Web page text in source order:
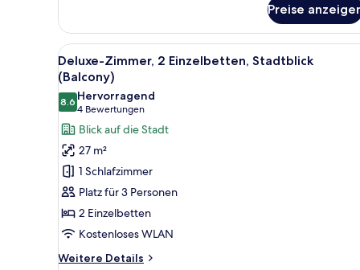
1 King-
Bett,
Blick
auf
den
Innenhof
Preise
Alle
Fotos
für
Deluxe-
Zimmer,
2 Einzelbetten,
Stadtblick
(Balcony)
anzeigen
Ein Hotelzimmer mit zwei
10
Deluxe-Zimmer, 2 Einzelbetten, Stadtblick
(Balcony)
8.68.6 von 10
Hervorragend
4 Bewertungen
(4
Bewertungen)
Blick auf die Stadt
27 m²
1 Schlafzimmer
Platz für 3 Personen
2 Einzelbetten
Kostenloses WLAN
Weitere Details
Weitere